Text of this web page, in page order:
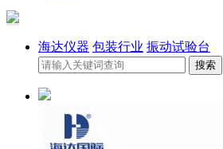
海达仪器 包装行业 振动试验台